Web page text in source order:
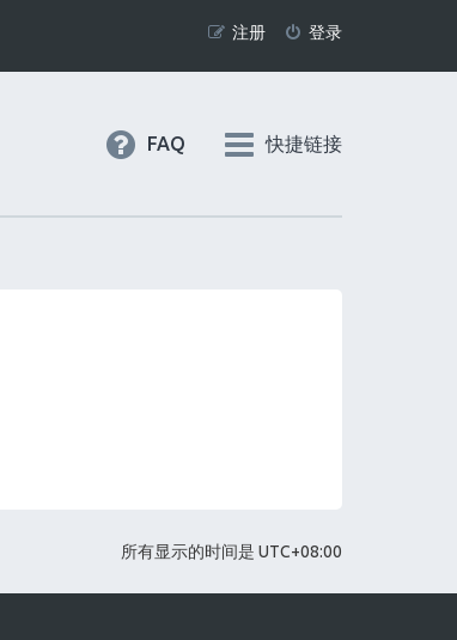
登录
注册
快捷链接
FAQ
所有显示的时间是 UTC+08:00